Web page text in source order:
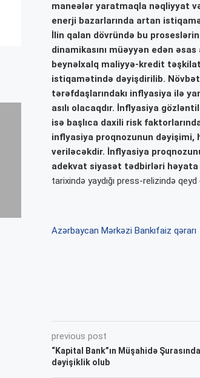
maneələr yaratmaqla nəqliyyat
enerji bazarlarında artan
İlin qalan dövründə bu
dinamikasını müəyyən edən
beynəlxalq maliyyə-kredit
istiqamətində dəyişdirilib.
tərəfdaşlarındakı inflyasiya ilə
asılı olacaqdır. İnflyasiya
isə başlıca daxili risk
inflyasiya proqnozunun
veriləcəkdir. İnflyasiya
adekvat siyasət tədbirləri həyata
tarixində yaydığı press-relizində
Azərbaycan Mərkəzi Bankıfaiz qərarı
previous post
“Kapital Bank”ın Müşahidə Şurasında
dəyişiklik olub